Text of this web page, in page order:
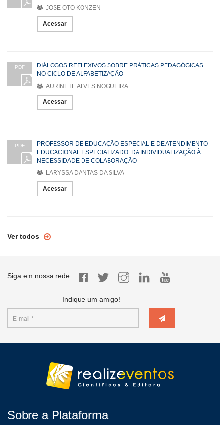
JOSE OTO KONZEN
Acessar
PDF
DIÁLOGOS REFLEXIVOS SOBRE PRÁTICAS PEDAGÓGICAS
NO CICLO DE ALFABETIZAÇÃO
AURINETE ALVES NOGUEIRA
Acessar
PDF
PROFESSOR DE EDUCAÇÃO ESPECIAL E DE ATENDIMENTO
EDUCACIONAL ESPECIALIZADO: DA INDIVIDUALIZAÇÃO À
NECESSIDADE DE COLABORAÇÃO
LARYSSA DANTAS DA SILVA
Acessar
Ver todos
Siga em nossa rede:
Indique um amigo!
Sobre a Plataforma